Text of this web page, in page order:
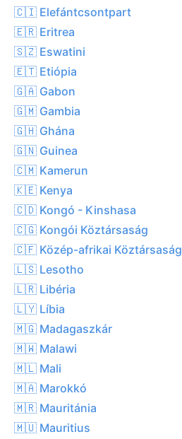
🇨🇮 Elefántcsontpart
🇪🇷 Eritrea
🇸🇿 Eswatini
🇪🇹 Etiópia
🇬🇦 Gabon
🇬🇲 Gambia
🇬🇭 Ghána
🇬🇳 Guinea
🇨🇲 Kamerun
🇰🇪 Kenya
🇨🇩 Kongó - Kinshasa
🇨🇬 Kongói Köztársaság
🇨🇫 Közép-afrikai Köztársaság
🇱🇸 Lesotho
🇱🇷 Libéria
🇱🇾 Líbia
🇲🇬 Madagaszkár
🇲🇼 Malawi
🇲🇱 Mali
🇲🇦 Marokkó
🇲🇷 Mauritánia
🇲🇺 Mauritius